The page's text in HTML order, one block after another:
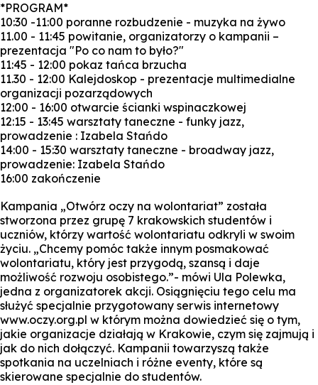
*PROGRAM*
10:30 -11:00 poranne rozbudzenie - muzyka na żywo
11.00 - 11:45 powitanie, organizatorzy o kampanii –
prezentacja "Po co nam to było?"
11:45 - 12:00 pokaz tańca brzucha
11.30 - 12:00 Kalejdoskop - prezentacje multimedialne
organizacji pozarządowych
12:00 - 16:00 otwarcie ścianki wspinaczkowej
12:15 - 13:45 warsztaty taneczne - funky jazz,
prowadzenie : Izabela Stańdo
14:00 - 15:30 warsztaty taneczne - broadway jazz,
prowadzenie: Izabela Stańdo
16:00 zakończenie
Kampania „Otwórz oczy na wolontariat” została
stworzona przez grupę 7 krakowskich studentów i
uczniów, którzy wartość wolontariatu odkryli w swoim
życiu. „Chcemy pomóc także innym posmakować
wolontariatu, który jest przygodą, szansą i daje
możliwość rozwoju osobistego.”- mówi Ula Polewka,
jedna z organizatorek akcji. Osiągnięciu tego celu ma
służyć specjalnie przygotowany serwis internetowy
www.oczy.org.pl w którym można dowiedzieć się o tym,
jakie organizacje działają w Krakowie, czym się zajmują i
jak do nich dołączyć. Kampanii towarzyszą także
spotkania na uczelniach i różne eventy, które są
skierowane specjalnie do studentów.